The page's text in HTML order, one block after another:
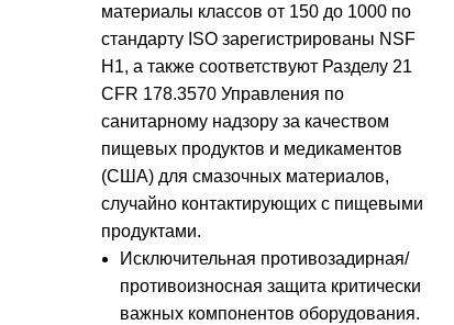
материалы классов от 150 до 1000 по
стандарту ISO зарегистрированы NSF
H1, а также соответствуют Разделу 21
CFR 178.3570 Управления по
санитарному надзору за качеством
пищевых продуктов и медикаментов
(США) для смазочных материалов,
случайно контактирующих с пищевыми
продуктами.
Исключительная противозадирная/
противоизносная защита критически
важных компонентов оборудования.